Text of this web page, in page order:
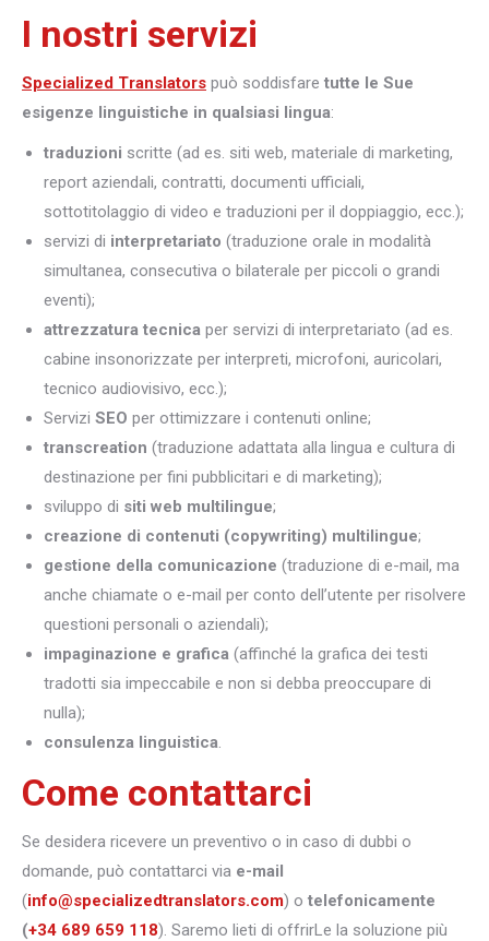
I nostri servizi
Specialized Translators può soddisfare tutte le Sue
esigenze linguistiche in qualsiasi lingua:
traduzioni scritte (ad es. siti web, materiale di marketing,
report aziendali, contratti, documenti ufficiali,
sottotitolaggio di video e traduzioni per il doppiaggio, ecc.);
servizi di interpretariato (traduzione orale in modalità
simultanea, consecutiva o bilaterale per piccoli o grandi
eventi);
attrezzatura tecnica per servizi di interpretariato (ad es.
cabine insonorizzate per interpreti, microfoni, auricolari,
tecnico audiovisivo, ecc.);
Servizi SEO per ottimizzare i contenuti online;
transcreation (traduzione adattata alla lingua e cultura di
destinazione per fini pubblicitari e di marketing);
sviluppo di siti web multilingue;
creazione di contenuti (copywriting) multilingue;
gestione della comunicazione (traduzione di e-mail, ma
anche chiamate o e-mail per conto dell’utente per risolvere
questioni personali o aziendali);
impaginazione e grafica (affinché la grafica dei testi
tradotti sia impeccabile e non si debba preoccupare di
nulla);
consulenza linguistica.
Come contattarci
Se desidera ricevere un preventivo o in caso di dubbi o
domande, può contattarci via e-mail
(info@specializedtranslators.com) o telefonicamente
(+34 689 659 118). Saremo lieti di offrirLe la soluzione più